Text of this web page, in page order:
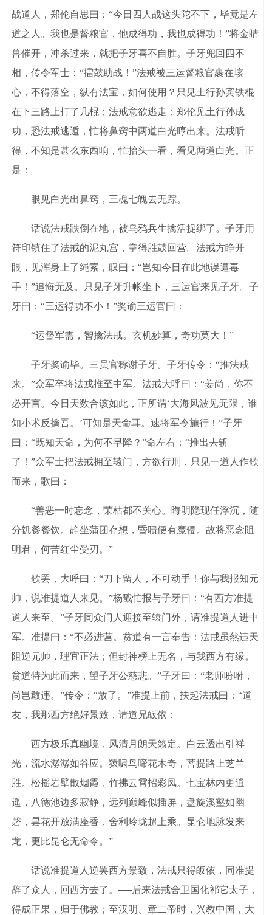
战道人，郑伦自思曰：“今日四人战这头陀不下，毕竟是左
道之人。我也是督粮官，他成得功，我也成得功！”将金睛
兽催开，冲杀过来，就把子牙喜不自胜。子牙兜回四不
相，传令军士：“擂鼓助战！”法戒被三运督粮官裹在垓
心，不得落空，纵有法宝，如何使用？只见土行孙宾铁棍
在下三路上打了几棍；法戒意欲逃走；郑伦见土行孙成
功，恐法戒逃遁，忙将鼻窍中两道白光哼出来。法戒听
得，不知是甚么东西响，忙抬头一看，看见两道白光。正
是：
眼见白光出鼻窍，三魂七魄去无踪。
话说法戒跌倒在地，被乌鸦兵生擒活捉绑了。子牙用
符印镇住了法戒的泥丸宫，掌得胜鼓回营。法戒方睁开
眼，见浑身上了绳索，叹曰：“岂知今日在此地误遭毒
手！”追悔无及。只见子牙升帐坐下，三运官来见子牙。子
牙曰：“三运得功不小！”奖谕三运官曰：
“运督军需，智擒法戒。玄机妙算，奇功莫大！”
子牙奖谕毕。三员官称谢子牙。子牙传令：“推法戒
来。”众军卒将法戎推至中军。法戒大呼曰：“姜尚，你不
必开言。今日天数合该如此，正所谓‘大海风波见无限，谁
知小术反擒吾。’可知是天命耳。速将军令施行！”子牙
曰：“既知天命，为何不早降？”命左右：“推出去斩
了！”众军士把法戒拥至辕门，方欲行刑，只见一道人作歌
而来，歌曰：
“善恶一时忘念，荣枯都不关心。晦明隐现任浮沉，随
分饥餐餐饮。静坐蒲团存想，昏聩便有魔侵。故将恶念阻
明君，何苦红尘受刃。”
歌罢，大呼曰：“刀下留人，不可动手！你与我报知元
帅，说准提道人来见。”杨戬忙报与子牙曰：“有西方准提
道人来至。”子牙同众门人迎接至辕门外，请准提道人进中
军。准提曰：“不必进营。贫道有一言奉告：法戒虽然违天
阻逆元帅，理宜正法；但封神榜上无名，与我西方有缘。
贫道特为此而来，望子牙公慈悲。”子牙曰：“老师吩咐，
尚岂敢违。”传令：“放了。”准提上前，扶起法戒曰：“道
友，我那西方绝好景致，请道兄皈依：
西方极乐真幽境，风清月朗天籁定。白云透出引祥
光，流水潺潺如谷应。猿啸鸟啼花木奇，菩提路上芝兰
胜。松摇岩壁散烟霞，竹拂云霄招彩凤。七宝林内更逍
遥，八德池边多寂静，远列巅峰似插屏，盘旋溪壑如幽
磬，昙花开放满座香，舍利玲珑超上乘。昆仑地脉发来
龙，更比昆仑无命令。”
话说准提道人逆罢西方景致，法戒只得皈依，同准提
辞了众人，回西方去了。──后来法戒舍卫国化祁它太子，
得成正果，归于佛教；至汉明、章二帝时，兴教中国，大